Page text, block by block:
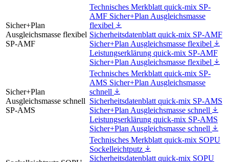
Sicher+Plan
Ausgleichsmasse flexibel
SP-AMF
Technisches Merkblatt quick-mix SP-
AMF Sicher+Plan Ausgleichsmasse
flexibel
Sicherheitsdatenblatt quick-mix SP-AMF
Sicher+Plan Ausgleichsmasse flexibel
Leistungserklärung quick-mix SP-AMF
Sicher+Plan Ausgleichsmasse flexibel
Sicher+Plan
Ausgleichsmasse schnell
SP-AMS
Technisches Merkblatt quick-mix SP-
AMS Sicher+Plan Ausgleichsmasse
schnell
Sicherheitsdatenblatt quick-mix SP-AMS
Sicher+Plan Ausgleichsmasse schnell
Leistungserklärung quick-mix SP-AMS
Sicher+Plan Ausgleichsmasse schnell
Technisches Merkblatt quick-mix SOPU
Sockelleichtputz
Sicherheitsdatenblatt quick-mix SOPU